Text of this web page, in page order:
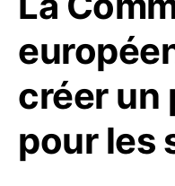
créer un
pour les